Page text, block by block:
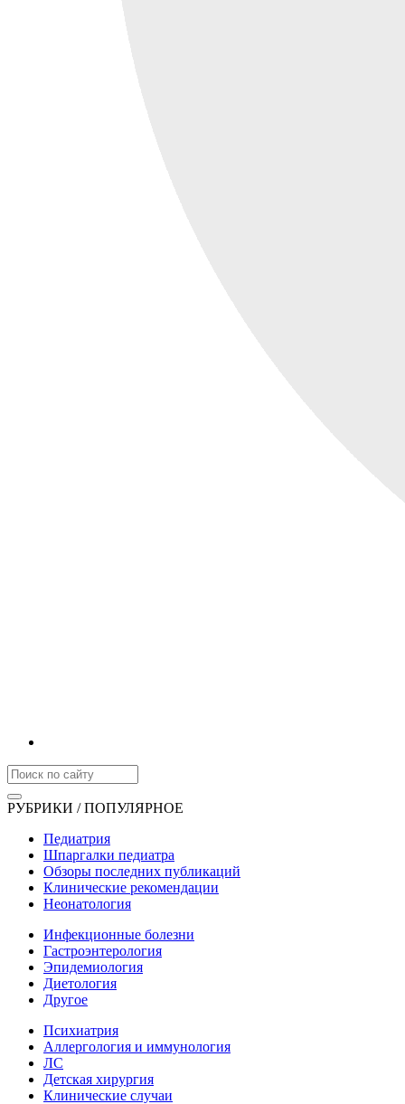
РУБРИКИ / ПОПУЛЯРНОЕ
Педиатрия
Шпаргалки педиатра
Обзоры последних публикаций
Клинические рекомендации
Неонатология
Инфекционные болезни
Гастроэнтерология
Эпидемиология
Диетология
Другое
Психиатрия
Аллергология и иммунология
ЛС
Детская хирургия
Клинические случаи